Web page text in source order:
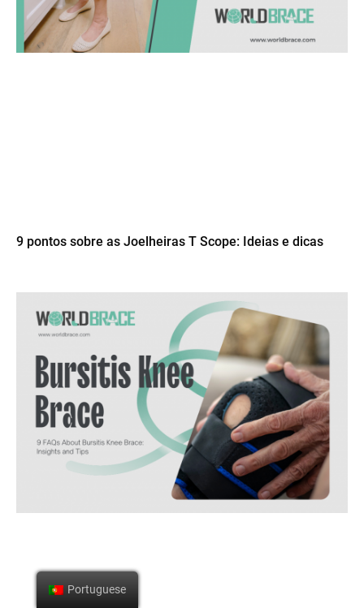
9 pontos sobre as Joelheiras T Scope: Ideias e dicas
Portuguese